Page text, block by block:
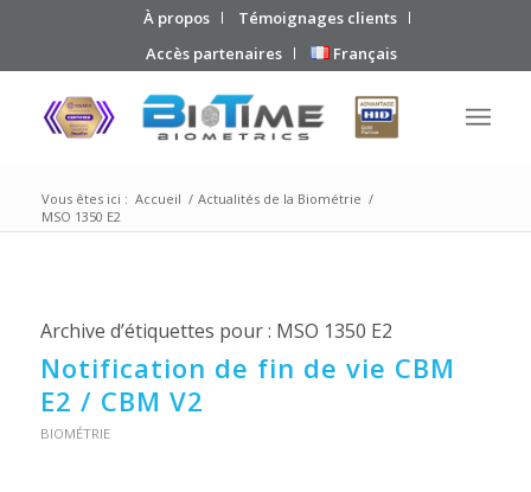
À propos
Témoignages clients
Accès partenaires
Français
Vous êtes ici : Accueil / Actualités de la Biométrie /
MSO 1350 E2
Archive d’étiquettes pour : MSO 1350 E2
Notification de fin de vie CBM
E2 / CBM V2
BIOMÉTRIE